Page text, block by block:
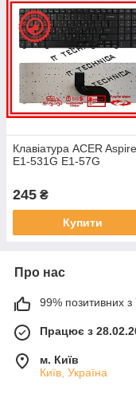
Клавіатура ACER Aspire
E1-531G E1-57G
245 ₴
Купити
Про нас
99% позитивних з
Працює з
м. Київ
Київ, Україна